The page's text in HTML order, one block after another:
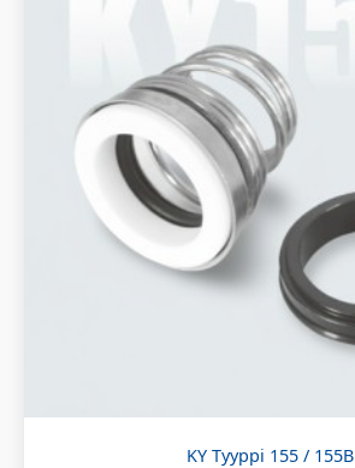
KY Tyyppi 155 / 155B